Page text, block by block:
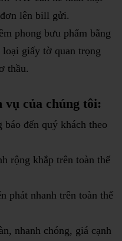
lên bill gửi.
phong bưu phẩm bằng
giấy tờ quan trọng
thầu.
của chúng tôi:
đến quý khách theo
rộng khắp trên toàn thế
phát nhanh trên toàn thế
nhanh chóng, giá cạnh